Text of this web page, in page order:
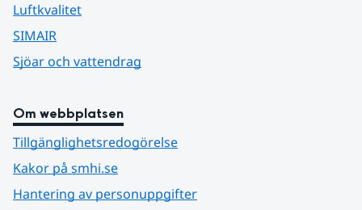
Luftkvalitet
SIMAIR
Sjöar och vattendrag
Om webbplatsen
Tillgänglighetsredogörelse
Kakor på smhi.se
Hantering av personuppgifter